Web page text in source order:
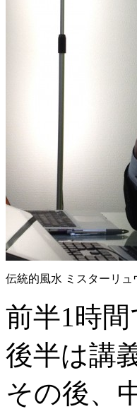
伝統的風水 ミスターリュ
前半1時
後半は講
その後、